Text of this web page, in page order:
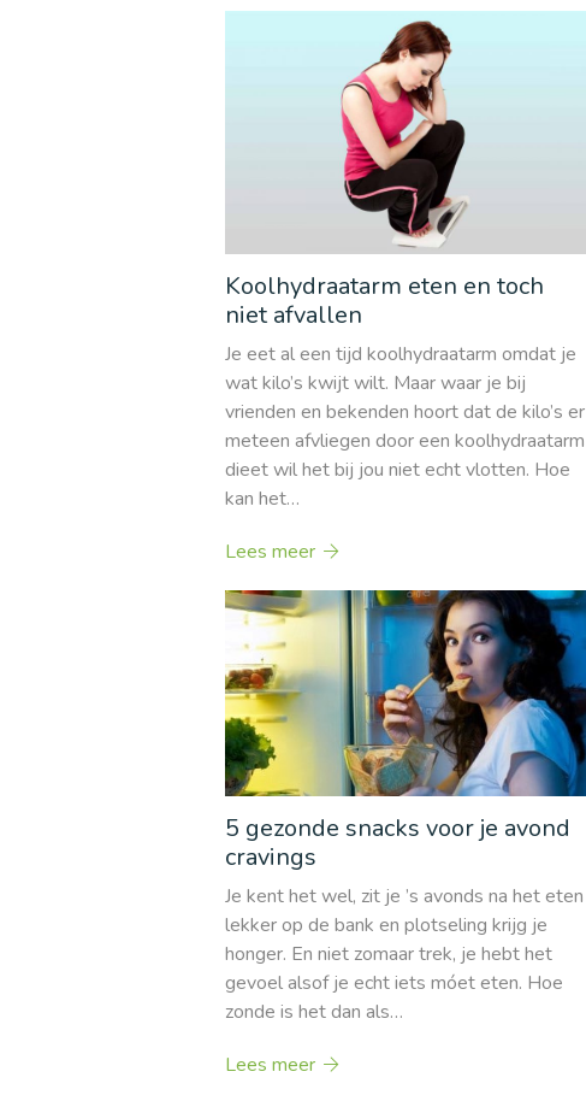
Koolhydraatarm eten en toch
niet afvallen
Je eet al een tijd koolhydraatarm omdat je
wat kilo’s kwijt wilt. Maar waar je bij
vrienden en bekenden hoort dat de kilo’s er
meteen afvliegen door een koolhydraatarm
dieet wil het bij jou niet echt vlotten. Hoe
kan het…
Lees meer
5 gezonde snacks voor je avond
cravings
Je kent het wel, zit je ’s avonds na het eten
lekker op de bank en plotseling krijg je
honger. En niet zomaar trek, je hebt het
gevoel alsof je echt iets móet eten. Hoe
zonde is het dan als…
Lees meer